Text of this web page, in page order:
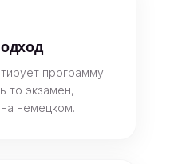
программу
то экзамен,
немецком.